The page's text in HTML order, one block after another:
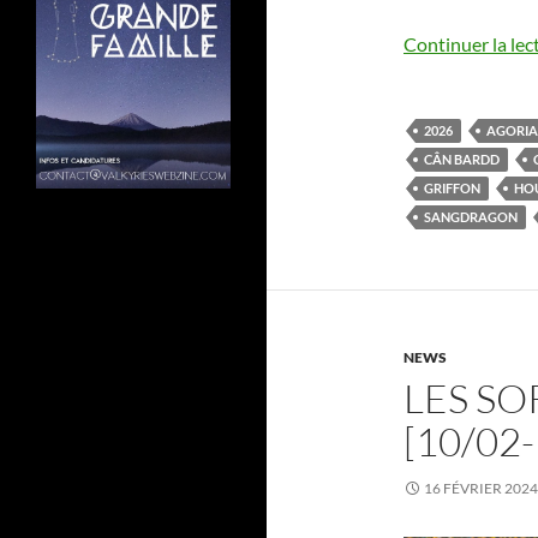
Continuer la
2026
CÂN BARDD
GRIFFON
SANGDRAGON
NEWS
LES
[10/
16 FÉVRIER 2024